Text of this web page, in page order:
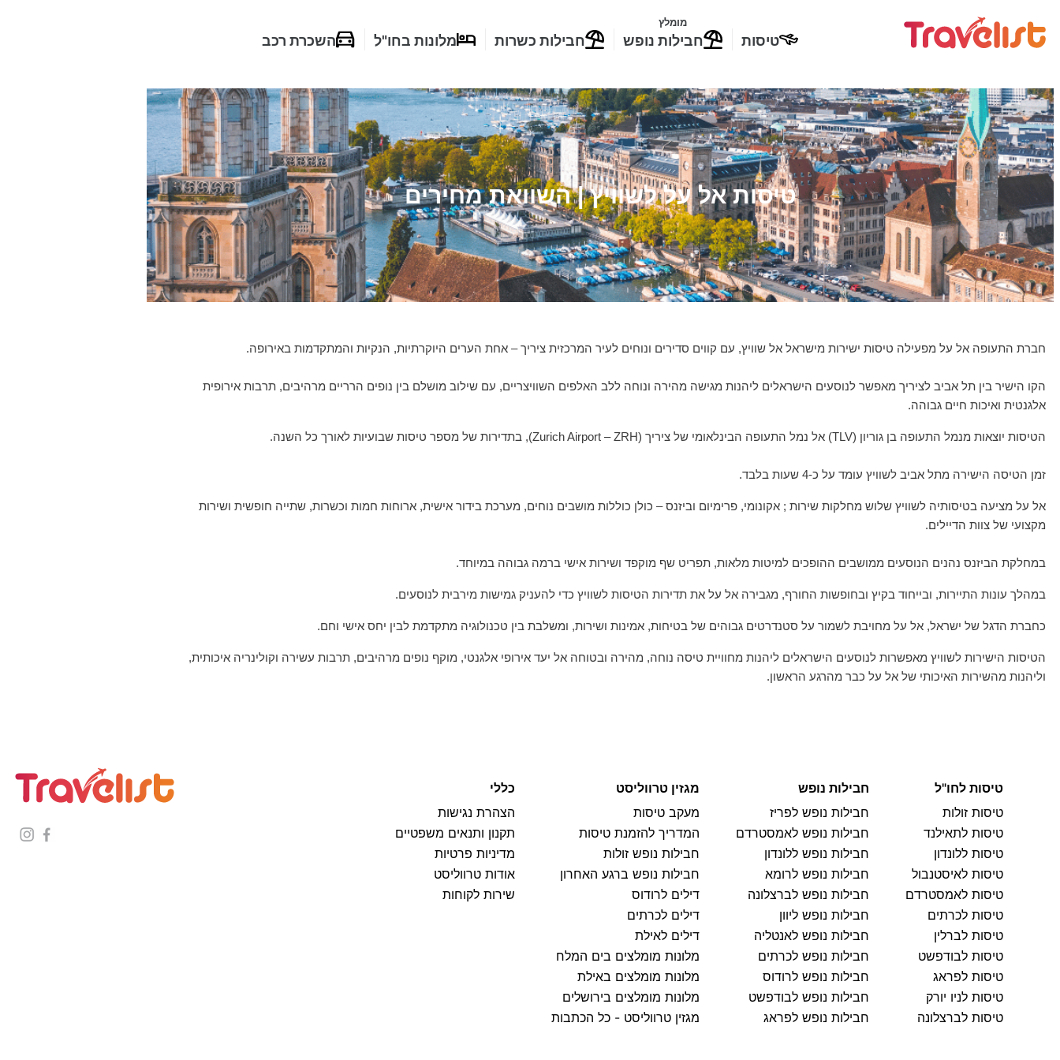
טיסות
מומלץ
חבילות נופש חבילות כשרות מלונות בחו"ל השכרת רכב
טיסות אל על לשוויץ | השוואת מחירים
חברת התעופה אל על מפעילה טיסות ישירות מישראל אל שוויץ, עם קווים סדירים ונוחים לעיר המרכזית ציריך – אחת הערים היוקרתיות, הנקיות והמתקדמות באירופה.
הקו הישיר בין תל אביב לציריך מאפשר לנוסעים הישראלים ליהנות מגישה מהירה ונוחה ללב האלפים השוויצריים, עם שילוב מושלם בין נופים הרריים מרהיבים, תרבות אירופית
אלגנטית ואיכות חיים גבוהה.
הטיסות יוצאות מנמל התעופה בן גוריון (TLV) אל נמל התעופה הבינלאומי של ציריך (Zurich Airport – ZRH), בתדירות של מספר טיסות שבועיות לאורך כל השנה.
זמן הטיסה הישירה מתל אביב לשוויץ עומד על כ-4 שעות בלבד.
אל על מציעה בטיסותיה לשוויץ שלוש מחלקות שירות ; אקונומי, פרימיום וביזנס – כולן כוללות מושבים נוחים, מערכת בידור אישית, ארוחות חמות וכשרות, שתייה חופשית ושירות
מקצועי של צוות הדיילים.
במחלקת הביזנס נהנים הנוסעים ממושבים ההופכים למיטות מלאות, תפריט שף מוקפד ושירות אישי ברמה גבוהה במיוחד.
במהלך עונות התיירות, ובייחוד בקיץ ובחופשות החורף, מגבירה אל על את תדירות הטיסות לשוויץ כדי להעניק גמישות מירבית לנוסעים.
כחברת הדגל של ישראל, אל על מחויבת לשמור על סטנדרטים גבוהים של בטיחות, אמינות ושירות, ומשלבת בין טכנולוגיה מתקדמת לבין יחס אישי וחם.
הטיסות הישירות לשוויץ מאפשרות לנוסעים הישראלים ליהנות מחוויית טיסה נוחה, מהירה ובטוחה אל יעד אירופי אלגנטי, מוקף נופים מרהיבים, תרבות עשירה וקולינריה איכותית,
וליהנות מהשירות האיכותי של אל על כבר מהרגע הראשון.
טיסות לחו"ל
טיסות זולות
טיסות לתאילנד
טיסות ללונדון
טיסות לאיסטנבול
טיסות לאמסטרדם
טיסות לכרתים
טיסות לברלין
טיסות לבודפשט
טיסות לפראג
טיסות לניו יורק
טיסות לברצלונה
חבילות נופש
חבילות נופש לפריז
חבילות נופש לאמסטרדם
חבילות נופש ללונדון
חבילות נופש לרומא
חבילות נופש לברצלונה
חבילות נופש ליוון
חבילות נופש לאנטליה
חבילות נופש לכרתים
חבילות נופש לרודוס
חבילות נופש לבודפשט
חבילות נופש לפראג
מגזין טרווליסט
מעקב טיסות
המדריך להזמנת טיסות
חבילות נופש זולות
חבילות נופש ברגע האחרון
דילים לרודוס
דילים לכרתים
דילים לאילת
מלונות מומלצים בים המלח
מלונות מומלצים באילת
מלונות מומלצים בירושלים
מגזין טרווליסט - כל הכתבות
כללי
הצהרת נגישות
תקנון ותנאים משפטיים
מדיניות פרטיות
אודות טרווליסט
שירות לקוחות